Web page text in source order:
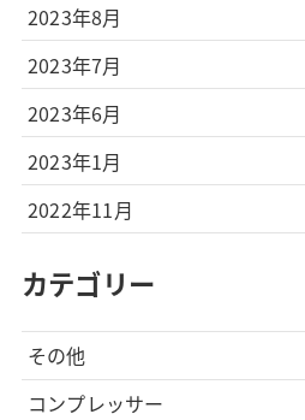
2023年8月
2023年7月
2023年6月
2023年1月
2022年11月
カテゴリー
その他
コンプレッサー